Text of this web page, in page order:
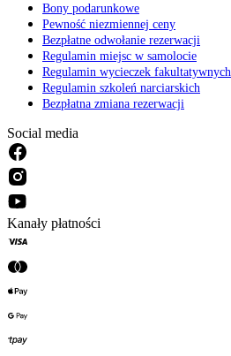
Bony podarunkowe
Pewność niezmiennej ceny
Bezpłatne odwołanie rezerwacji
Regulamin miejsc w samolocie
Regulamin wycieczek fakultatywnych
Regulamin szkoleń narciarskich
Bezpłatna zmiana rezerwacji
Social media
Kanały płatności